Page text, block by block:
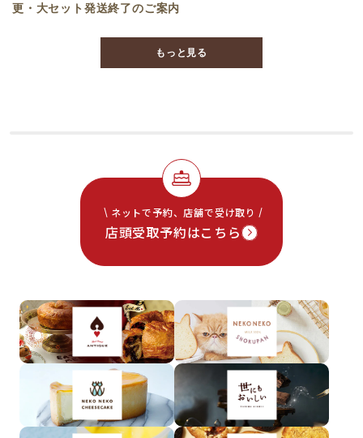
更・大セット発送終了のご案内
もっと見る
ネットで予約、店舗で受け取り
店頭受取予約はこちら